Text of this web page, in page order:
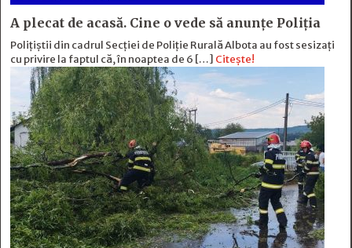
A plecat de acasă. Cine o vede să anunțe Poliția
Polițiștii din cadrul Secției de Poliție Rurală Albota au fost sesizați
cu privire la faptul că, în noaptea de 6 […] Citește!